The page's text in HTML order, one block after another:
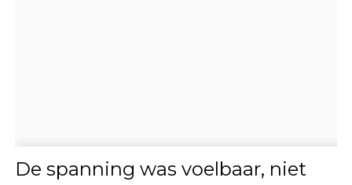
De spanning was voelbaar, niet